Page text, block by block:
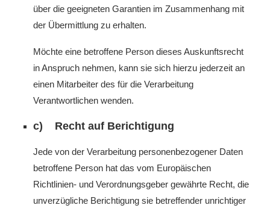
über die geeigneten Garantien im Zusammenhang mit
der Übermittlung zu erhalten.
Möchte eine betroffene Person dieses Auskunftsrecht
in Anspruch nehmen, kann sie sich hierzu jederzeit an
einen Mitarbeiter des für die Verarbeitung
Verantwortlichen wenden.
c) Recht auf Berichtigung
Jede von der Verarbeitung personenbezogener Daten
betroffene Person hat das vom Europäischen
Richtlinien- und Verordnungsgeber gewährte Recht, die
unverzügliche Berichtigung sie betreffender unrichtiger